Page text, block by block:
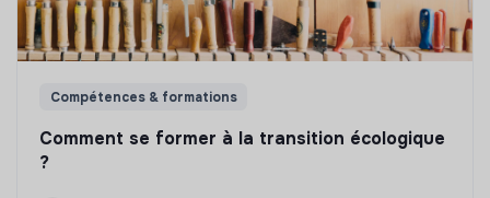
Compétences & formations
Comment se former à la transition écologique
?